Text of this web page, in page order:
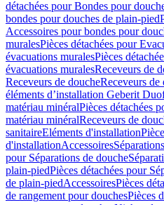
détachées pour Bondes pour
bondes pour douches de plain-pied
Accessoires pour bondes pour
muralesPièces détachées pour
évacuations muralesPièces
évacuations muralesReceveurs de
Receveurs de doucheReceveurs de
éléments d’installation Geberit
matériau minéralPièces détachées
matériau minéralReceveurs de
sanitaireEléments d'installation
d'installationAccessoires
pour Séparations de douche
plain-piedPièces détachées pour
de plain-piedAccessoiresPièces
de rangement pour douchesPièces